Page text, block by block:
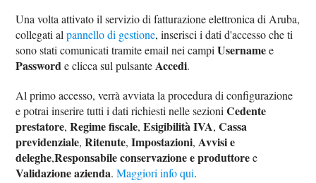
Una volta attivato il servizio di fatturazione elettronica di Aruba,
collegati alpannello di gestione, inserisci i dati d'accesso che ti
sono stati comunicati tramite email nei campiUsernamee
Passworde clicca sul pulsante Accedi.
Al primo accesso, verrà avviata la procedura di configurazione
e potrai inserire tutti i dati richiesti nelle sezioniCedente
prestatore,Regime fiscale,Esigibilità IVA,Cassa
previdenziale,Ritenute,Impostazioni, Avvisi e
deleghe,Responsabile conservazione e produttoree
Validazione azienda.Maggiori info qui.